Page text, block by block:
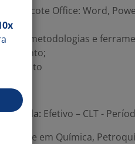
(Pacote Office: Word,
metodologias e
1
Efetivo – CLT -
Gerente em Química,